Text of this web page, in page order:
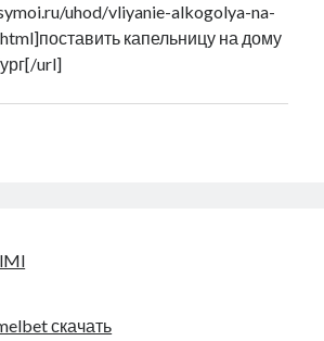
uhod/vliyanie-alkogolya-na-
капельницу на дому
url]
скачать